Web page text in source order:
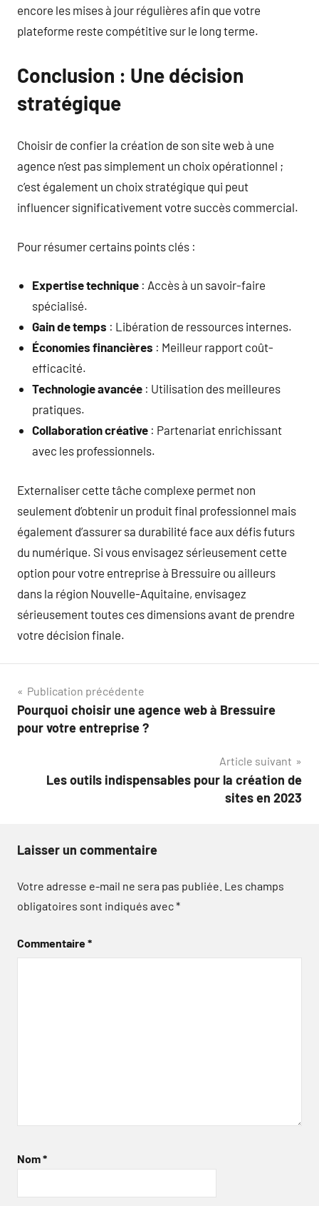
encore les mises à jour régulières afin que votre
plateforme reste compétitive sur le long terme.
Conclusion : Une décision
stratégique
Choisir de confier la création de son site web à une
agence n’est pas simplement un choix opérationnel ;
c’est également un choix stratégique qui peut
influencer significativement votre succès commercial.
Pour résumer certains points clés :
Expertise technique : Accès à un savoir-faire
spécialisé.
Gain de temps : Libération de ressources internes.
Économies financières : Meilleur rapport coût-
efficacité.
Technologie avancée : Utilisation des meilleures
pratiques.
Collaboration créative : Partenariat enrichissant
avec les professionnels.
Externaliser cette tâche complexe permet non
seulement d’obtenir un produit final professionnel mais
également d’assurer sa durabilité face aux défis futurs
du numérique. Si vous envisagez sérieusement cette
option pour votre entreprise à Bressuire ou ailleurs
dans la région Nouvelle-Aquitaine, envisagez
sérieusement toutes ces dimensions avant de prendre
votre décision finale.
Navigation
de
Publication précédente
Pourquoi choisir une agence web à Bressuire
pour votre entreprise ?
Article suivant
Les outils indispensables pour la création de
sites en 2023
Laisser un commentaire
Votre adresse e-mail ne sera pas publiée. Les champs
obligatoires sont indiqués avec*
Commentaire*
Nom*